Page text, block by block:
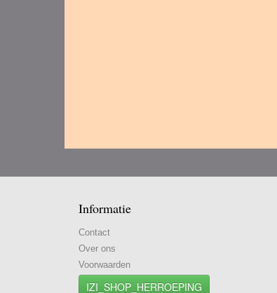
Informatie
Contact
Over ons
Voorwaarden
IZI_SHOP_HERROEPING